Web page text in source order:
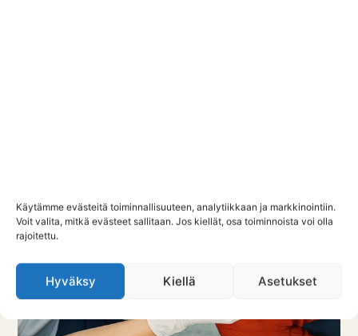
Käytämme evästeitä toiminnallisuuteen, analytiikkaan ja markkinointiin.
Voit valita, mitkä evästeet sallitaan. Jos kiellät, osa toiminnoista voi olla
rajoitettu.
Hyväksy Kiellä Asetukset